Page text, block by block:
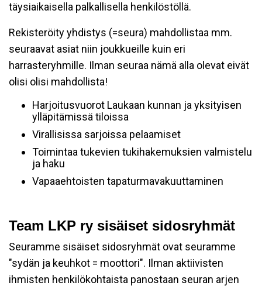
täysiaikaisella palkallisella henkilöstöllä.
Rekisteröity yhdistys (=seura) mahdollistaa mm.
seuraavat asiat niin joukkueille kuin eri
harrasteryhmille. Ilman seuraa nämä alla olevat eivät
olisi olisi mahdollista!
Harjoitusvuorot Laukaan kunnan ja yksityisen
ylläpitämissä tiloissa
Virallisissa sarjoissa pelaamiset
Toimintaa tukevien tukihakemuksien valmistelu
ja haku
Vapaaehtoisten tapaturmavakuuttaminen
Team LKP ry sisäiset sidosryhmät
Seuramme sisäiset sidosryhmät ovat seuramme
"sydän ja keuhkot = moottori". Ilman aktiivisten
ihmisten henkilökohtaista panostaan seuran arjen